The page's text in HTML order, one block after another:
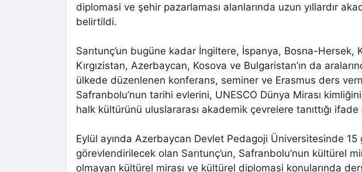
diplomasi ve şehir pazarlaması alanlarında uzun yıllardır
belirtildi.
Sarıtunç’un bugüne kadar İngiltere, İspanya, Bosna-Hersek,
Kırgızistan, Azerbaycan, Kosova ve Bulgaristan’ın da
ülkede düzenlenen konferans, seminer ve Erasmus ders
Safranbolu’nun tarihi evlerini, UNESCO Dünya Mirası
halk kültürünü uluslararası akademik çevrelere tanıttığı
Eylül ayında Azerbaycan Devlet Pedagoji Üniversitesinde 15
görevlendirilecek olan Sarıtunç’un, Safranbolu’nun kültürel
olmayan kültürel mirası ve kültürel diplomasi konularında